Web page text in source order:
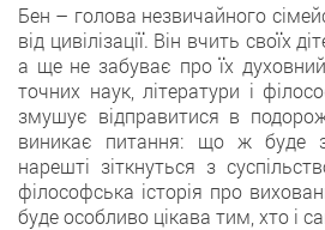
Бен – голова незвичайного
від цивілізації. Він вчить своїх
а ще не забуває про їх
точних наук, літератури і
змушує відправитися в
виникає питання: що ж буде
нарешті зіткнуться з
філософська історія про
буде особливо цікава тим, хто і